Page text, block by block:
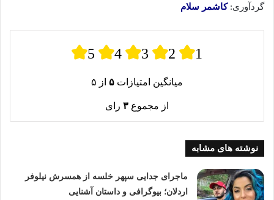
گردآوری:کاشمر سلام
5 4 3 2 1
میانگین امتیازات ۵ از ۵
از مجموع ۳ رای
نوشته های مشابه
ماجرای جدایی سپهر خلسه از همسرش نیلوفر
اردلان؛ بیوگرافی و داستان آشنایی